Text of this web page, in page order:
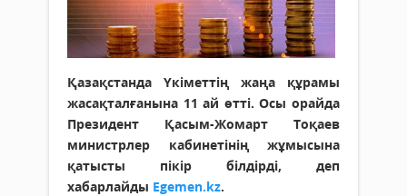
Қазақстанда Үкіметтің жаңа құрамы
жасақталғанына 11 ай өтті. Осы орайда
Президент Қасым-Жомарт Тоқаев
министрлер кабинетінің жұмысына
қатысты пікір білдірді, деп
хабарлайды Egemen.kz.